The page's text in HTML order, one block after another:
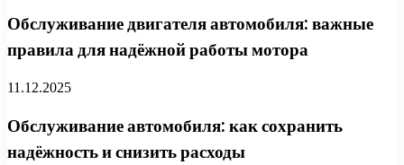
Обслуживание двигателя автомобиля: важные
правила для надёжной работы мотора
11.12.2025
Обслуживание автомобиля: как сохранить
надёжность и снизить расходы